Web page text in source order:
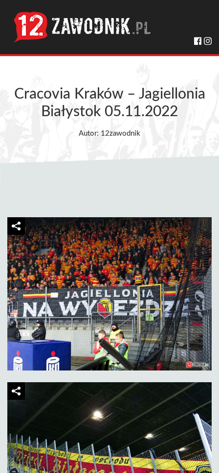
Cracovia Kraków – Jagiellonia
Białystok 05.11.2022
Autor: 12zawodnik